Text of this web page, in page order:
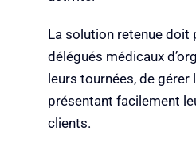
Nos consultants
Blog
La solution retenue doit
délégués médicaux
leurs tournées, de gérer
présentant facilement
clients.